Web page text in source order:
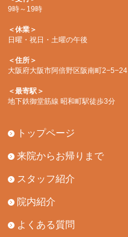
9時～19時
＜休業＞
日曜・祝日・土曜の午後
＜住所＞
大阪府大阪市阿倍野区阪南町2−5−24
＜最寄駅＞
地下鉄御堂筋線 昭和町駅徒歩3分
トップページ
来院からお帰りまで
スタッフ紹介
院内紹介
よくある質問